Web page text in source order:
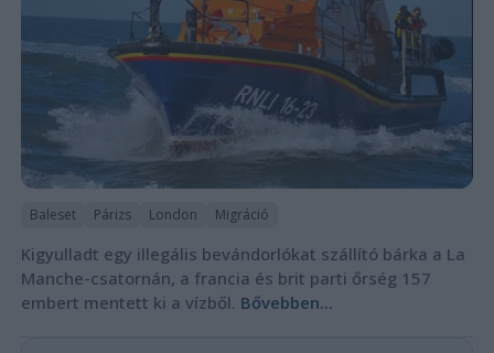
Baleset Párizs London Migráció
Kigyulladt egy illegális bevándorlókat szállító bárka a La
Manche-csatornán, a francia és brit parti őrség 157
embert mentett ki a vízből. Bővebben...